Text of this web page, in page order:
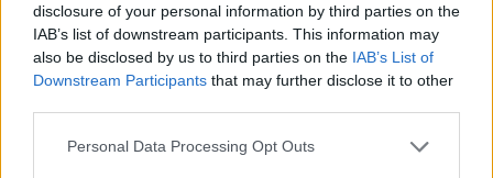
disclosure of your personal information by third parties on the
IAB’s list of downstream participants. This information may
also be disclosed by us to third parties on the IAB’s List of
Downstream Participants that may further disclose it to other
Personal Data Processing Opt Outs
Escitalopram
05-09-2022 | Vrouw | 35
escitalopram (20mg/ml)
Psychische klachten